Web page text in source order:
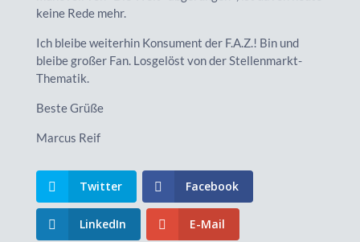
keine Rede mehr.
Ich bleibe weiterhin Konsument der F.A.Z.! Bin und
bleibe großer Fan. Losgelöst von der Stellenmarkt-
Thematik.
Beste Grüße
Marcus Reif
Twitter Facebook
LinkedIn E-Mail